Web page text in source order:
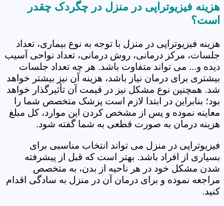
هزینه فیزیوتراپی در منزل در چگردک چقدر
است؟
هزینه فیزیوتراپی در منزل با توجه به نوع بیماری، تعداد
جلسات، مرکز درمانی، روش درمانی، تعداد نواحی آسیب
دیده و... می تواند متفاوت باشد. هر چه تعداد جلسات
بیشتری برای درمان نیاز باشد، هزینه آن نیز بیشتر خواهد
شد. همچنین نوع مشکل نیز در قیمت آن تأثیرگذار خواهد
بود؛ بنابراین در ابتدا لازم است پزشک متخصص شما را
معاینه نموده و پس از مشخص کردن این موارد، کل مبلغ
هزینه درمان به صورت قطعی به شما گفته شود.
فیزیوتراپی در منزل می تواند انتخاب مناسبی برای
بسیاری از افراد باشد. بهتر است که قبل از پیشرفته
شدن مشکل خود در هر ناحیه از بدن، به متخصص
مراجعه نموده و برای درمان آن در منزل به سادگی اقدام
کنید.